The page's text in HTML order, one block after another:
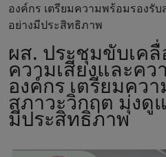
องค์กร เตรียมความพร้อมรองรั
อย่างมีประสิทธิภาพ
ผส. ประชุมขับเค
ความเสี่ยงและคว
องค์กร เตรียมคว
สภาวะวิกฤต มุ่งดู
มีประสิทธิภาพ